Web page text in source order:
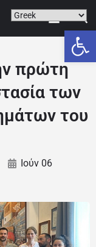
πρώτη
των
του
Ιούν 06